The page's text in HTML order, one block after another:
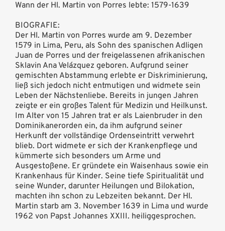
Wann der Hl. Martin von Porres lebte: 1579-1639
BIOGRAFIE:
Der Hl. Martin von Porres wurde am 9. Dezember
1579 in Lima, Peru, als Sohn des spanischen Adligen
Juan de Porres und der freigelassenen afrikanischen
Sklavin Ana Velázquez geboren. Aufgrund seiner
gemischten Abstammung erlebte er Diskriminierung,
ließ sich jedoch nicht entmutigen und widmete sein
Leben der Nächstenliebe. Bereits in jungen Jahren
zeigte er ein großes Talent für Medizin und Heilkunst.
Im Alter von 15 Jahren trat er als Laienbruder in den
Dominikanerorden ein, da ihm aufgrund seiner
Herkunft der vollständige Ordenseintritt verwehrt
blieb. Dort widmete er sich der Krankenpflege und
kümmerte sich besonders um Arme und
Ausgestoßene. Er gründete ein Waisenhaus sowie ein
Krankenhaus für Kinder. Seine tiefe Spiritualität und
seine Wunder, darunter Heilungen und Bilokation,
machten ihn schon zu Lebzeiten bekannt. Der Hl.
Martin starb am 3. November 1639 in Lima und wurde
1962 von Papst Johannes XXIII. heiliggesprochen.